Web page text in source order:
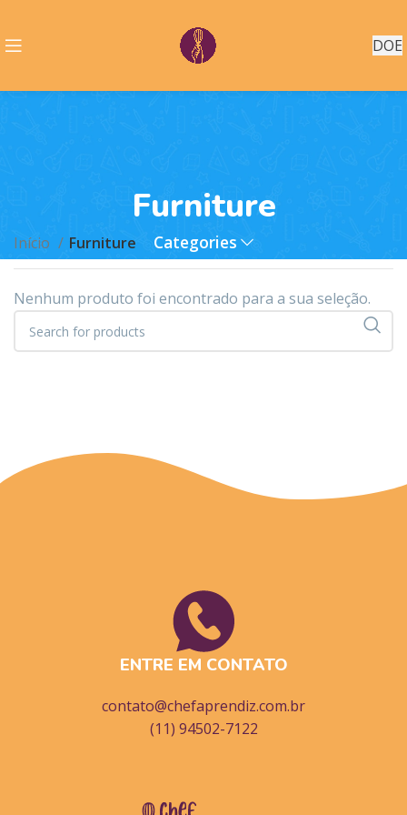
DOE
Furniture
Categories
Início Furniture
Nenhum produto foi encontrado para a sua seleção.
ENTRE EM CONTATO
contato@chefaprendiz.com.br
(11) 94502-7122